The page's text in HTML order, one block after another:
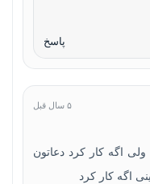
پاسخ
۵ سال قبل
ولی اگه کار کرد دعاتون